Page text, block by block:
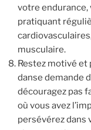
votre
pratiquant
musculaire.
Restez motivé et
danse demande
découragez pas
où vous avez
persévérez dans